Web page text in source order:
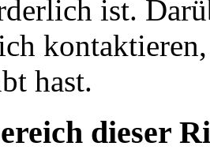
ist.
hast.
dieser